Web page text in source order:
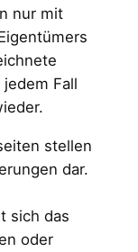
nur mit
Fall
stellen
dar.
sich das
oder